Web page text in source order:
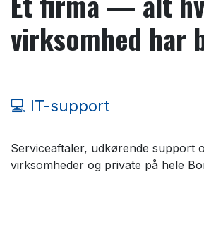
virksomhed har
💻 IT-support
Serviceaftaler, udkørende support
virksomheder og private på hele